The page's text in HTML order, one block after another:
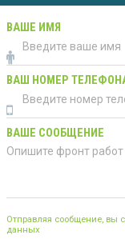
ВАШЕ ИМЯ
ВАШ НОМЕР
ВАШЕ СООБЩЕНИЕ
Отправляя сообщение, вы
данных